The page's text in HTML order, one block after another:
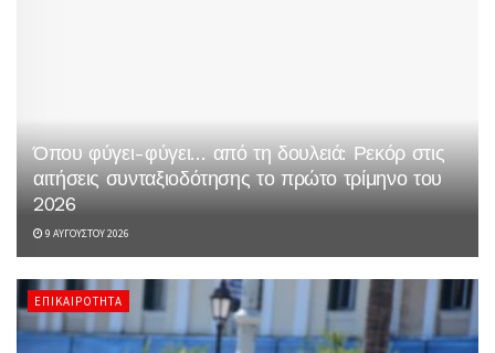
Όπου φύγει-φύγει… από τη δουλειά: Ρεκόρ στις
αιτήσεις συνταξιοδότησης το πρώτο τρίμηνο του
2026
9 ΑΥΓΟΎΣΤΟΥ 2026
ΕΠΙΚΑΙΡΌΤΗΤΑ